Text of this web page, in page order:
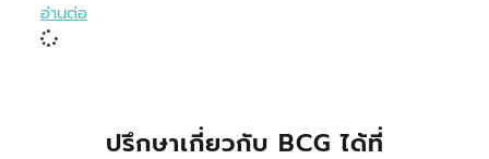
อ่านต่อ
ปรึกษาเกี่ยวกับ BCG ได้ที่